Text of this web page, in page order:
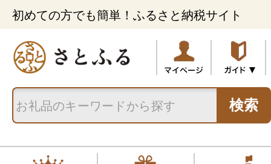
初めての方でも簡単！ふるさと納税サイト
検索